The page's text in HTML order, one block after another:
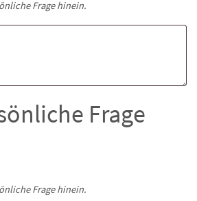
Frage hinein.
Frage
Frage hinein.